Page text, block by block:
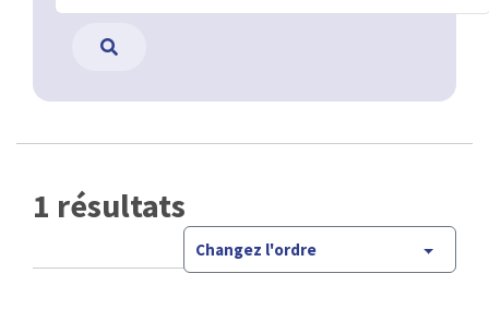
1 résultats
Changez l'ordre